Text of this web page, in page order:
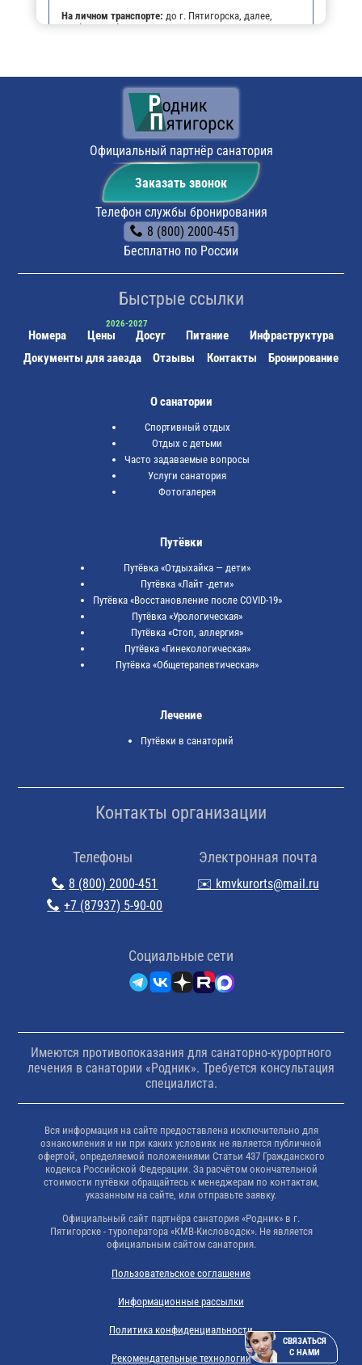
На личном транспорте: до г. Пятигорска, далее,
чтобы не заблудиться, можно воспользоваться
Официальный партнёр санатория
Заказать звонок
Телефон службы бронирования
8 (800) 2000-451
Бесплатно по России
Быстрые ссылки
Номера Цены Досуг Питание
Инфраструктура
Документы для заезда
Отзывы Контакты Бронирование
О санатории
Спортивный отдых
Отдых с детьми
Часто задаваемые вопросы
Услуги санатория
Фотогалерея
Путёвки
Путёвка «Отдыхайка — дети»
Путёвка «Лайт -дети»
Путёвка «Восстановление после COVID-19»
Путёвка «Урологическая»
Путёвка «Стоп, аллергия»
Путёвка «Гинекологическая»
Путёвка «Общетерапевтическая»
Лечение
Путёвки в санаторий
Контакты организации
Телефоны
8 (800) 2000-451
+7 (87937) 5-90-00
Электронная почта
✉️ kmvkurorts@mail.ru
Cоциальные сети
Имеются противопоказания для санаторно-курортного
лечения в санатории «Родник». Требуется консультация
специалиста.
Политика конфиденциальности
Рекомендательные технологии
Вся информация на сайте предоставлена исключительно для
ознакомления и ни при каких условиях не является публичной
офертой, определяемой положениями Статьи 437 Гражданского
кодекса Российской Федерации. За расчётом окончательной
стоимости путёвки обращайтесь к менеджерам по контактам,
указанным на сайте, или отправьте заявку.
Официальный сайт партнёра санатория «Родник» в г.
Пятигорске - туроператора «КМВ-Кисловодск». Не является
официальным сайтом санатория.
Пользовательское соглашение
Информационные рассылки
СВЯЗАТЬСЯ
С НАМИ